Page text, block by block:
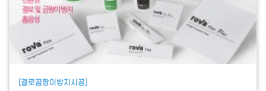
[결로곰팡이방지시공]